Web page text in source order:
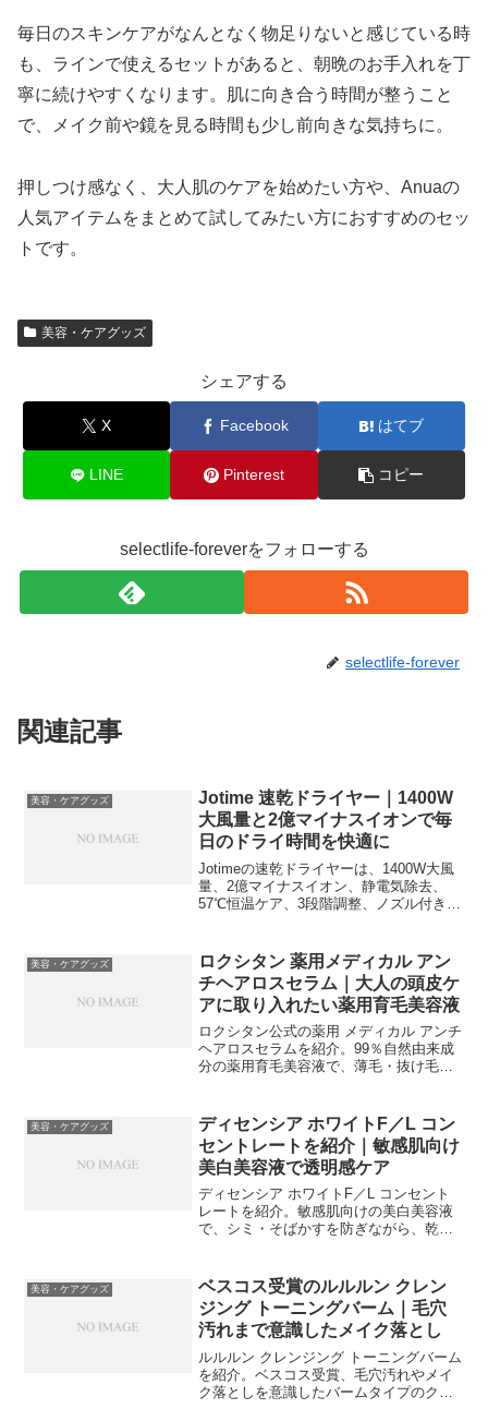
毎日のスキンケアがなんとなく物足りないと感じている時
も、ラインで使えるセットがあると、朝晩のお手入れを丁
寧に続けやすくなります。肌に向き合う時間が整うこと
で、メイク前や鏡を見る時間も少し前向きな気持ちに。
押しつけ感なく、大人肌のケアを始めたい方や、Anuaの
人気アイテムをまとめて試してみたい方におすすめのセッ
トです。
美容・ケアグッズ
シェアする
X Facebook はてブ
LINE Pinterest コピー
selectlife-foreverをフォローする
selectlife-forever
関連記事
美容・ケアグッズ
Jotime 速乾ドライヤー｜1400W
大風量と2億マイナスイオンで毎
日のドライ時間を快適に
Jotimeの速乾ドライヤーは、1400W大風
量、2億マイナスイオン、静電気除去、
57℃恒温ケア、3段階調整、ノズル付きの
めです。
美容・ケアグッズ
ロクシタン 薬用メディカル アン
チヘアロスセラム｜大人の頭皮ケ
アに取り入れたい薬用育毛美容液
ロクシタン公式の薬用 メディカル アンチ
ヘアロスセラムを紹介。99％自然由来成
分の薬用育毛美容液で、薄毛・抜け毛の
美容・ケアグッズ
ディセンシア ホワイトF／L コン
セントレートを紹介｜敏感肌向け
美白美容液で透明感ケア
ディセンシア ホワイトF／L コンセント
レートを紹介。敏感肌向けの美白美容液
で、シミ・そばかすを防ぎながら、乾燥
美容・ケアグッズ
ベスコス受賞のルルルン クレン
ジング トーニングバーム｜毛穴
汚れまで意識したメイク落とし
ルルルン クレンジング トーニングバーム
を紹介。ベスコス受賞、毛穴汚れやメイ
ク落としを意識したバームタイプのクレ